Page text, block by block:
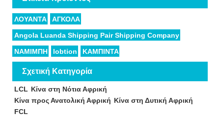
ΛΟΥΑΝΤΑ ΑΓΚΟΛΑ
Angola Luanda Shipping Pair Shipping Company
ΝΑΜΙΜΠΗ lobtion ΚΑΜΠΙΝΤΑ
Σχετική Κατηγορία
LCL Κίνα στη Νότια Αφρική
Κίνα προς Ανατολική Αφρική Κίνα στη Δυτική Αφρική
FCL